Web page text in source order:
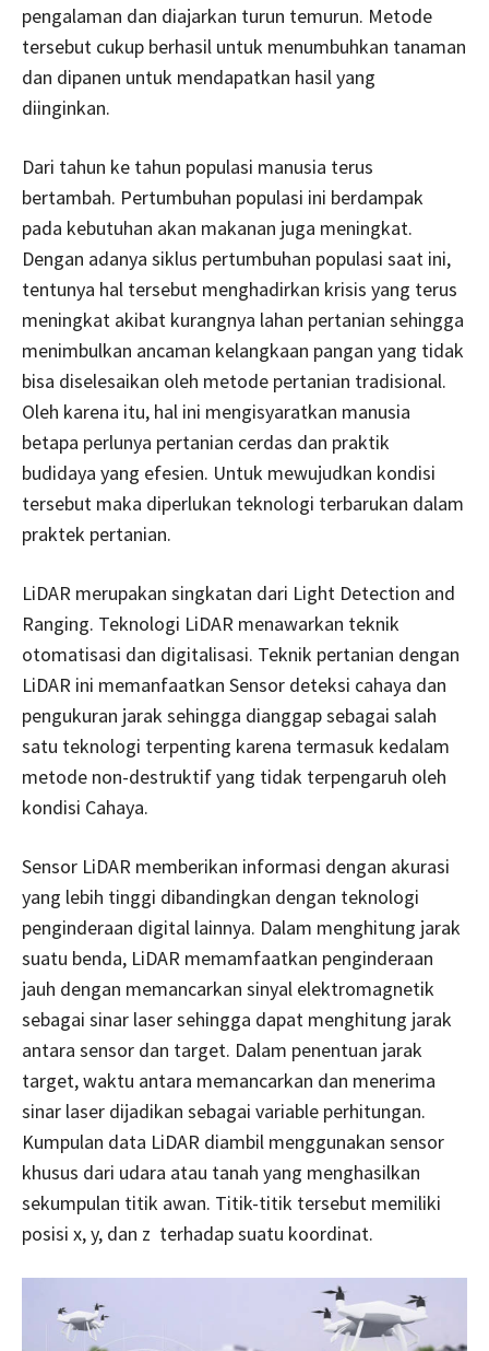
pengalaman dan diajarkan turun temurun. Metode
tersebut cukup berhasil untuk menumbuhkan tanaman
dan dipanen untuk mendapatkan hasil yang
diinginkan.
Dari tahun ke tahun populasi manusia terus
bertambah. Pertumbuhan populasi ini berdampak
pada kebutuhan akan makanan juga meningkat.
Dengan adanya siklus pertumbuhan populasi saat ini,
tentunya hal tersebut menghadirkan krisis yang terus
meningkat akibat kurangnya lahan pertanian sehingga
menimbulkan ancaman kelangkaan pangan yang tidak
bisa diselesaikan oleh metode pertanian tradisional.
Oleh karena itu, hal ini mengisyaratkan manusia
betapa perlunya pertanian cerdas dan praktik
budidaya yang efesien. Untuk mewujudkan kondisi
tersebut maka diperlukan teknologi terbarukan dalam
praktek pertanian.
LiDAR merupakan singkatan dari Light Detection and
Ranging. Teknologi LiDAR menawarkan teknik
otomatisasi dan digitalisasi. Teknik pertanian dengan
LiDAR ini memanfaatkan Sensor deteksi cahaya dan
pengukuran jarak sehingga dianggap sebagai salah
satu teknologi terpenting karena termasuk kedalam
metode non-destruktif yang tidak terpengaruh oleh
kondisi Cahaya.
Sensor LiDAR memberikan informasi dengan akurasi
yang lebih tinggi dibandingkan dengan teknologi
penginderaan digital lainnya. Dalam menghitung jarak
suatu benda, LiDAR memamfaatkan penginderaan
jauh dengan memancarkan sinyal elektromagnetik
sebagai sinar laser sehingga dapat menghitung jarak
antara sensor dan target. Dalam penentuan jarak
target, waktu antara memancarkan dan menerima
sinar laser dijadikan sebagai variable perhitungan.
Kumpulan data LiDAR diambil menggunakan sensor
khusus dari udara atau tanah yang menghasilkan
sekumpulan titik awan. Titik-titik tersebut memiliki
posisi x, y, dan z terhadap suatu koordinat.